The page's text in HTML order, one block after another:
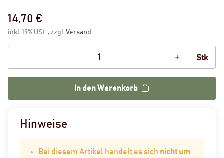
14,70 €
inkl. 19% USt. , zzgl.Versand
Stk
In den Warenkorb
Hinweise
Bei diesem Artikel handelt es sich nicht um